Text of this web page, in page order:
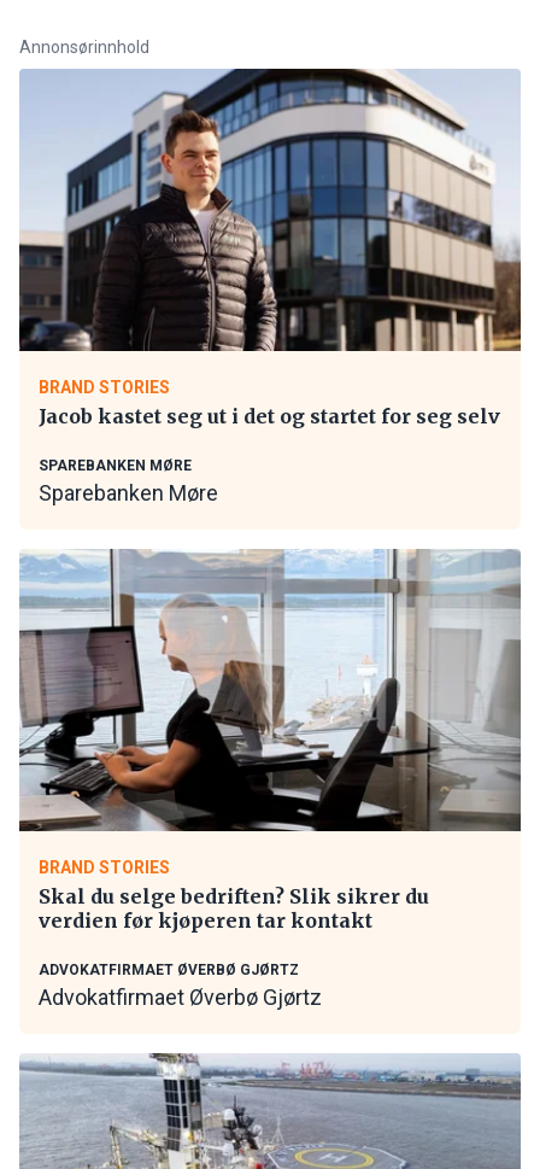
Annonsørinnhold
BRAND STORIES
Jacob kastet seg ut i det og startet for seg selv
SPAREBANKEN MØRE
Sparebanken Møre
BRAND STORIES
Skal du selge bedriften? Slik sikrer du
verdien før kjøperen tar kontakt
ADVOKATFIRMAET ØVERBØ GJØRTZ
Advokatfirmaet Øverbø Gjørtz